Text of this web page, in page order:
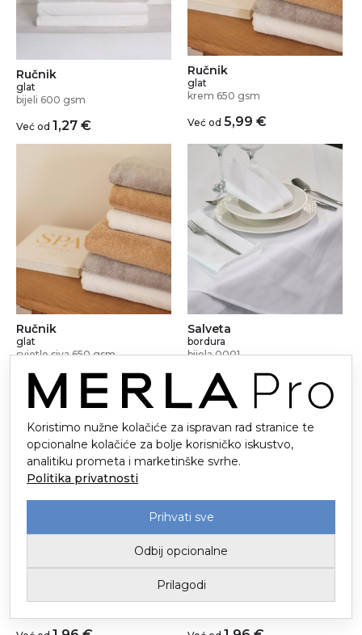
Ručnik
glat
bijeli 600 gsm
Već od 1,27 €
Ručnik
glat
krem 650 gsm
Već od 5,99 €
Ručnik
glat
svjetlo siva 650 gsm
Već od 5,99 €
Salveta
bordura
bijela 0001
Već od1,24 €
Salveta
Koristimo nužne kolačiće za ispravan rad stranice te
opcionalne kolačiće za bolje korisničko iskustvo,
analitiku prometa i marketinške svrhe.
Politika privatnosti
Prihvati sve
Odbij opcionalne
Prilagodi